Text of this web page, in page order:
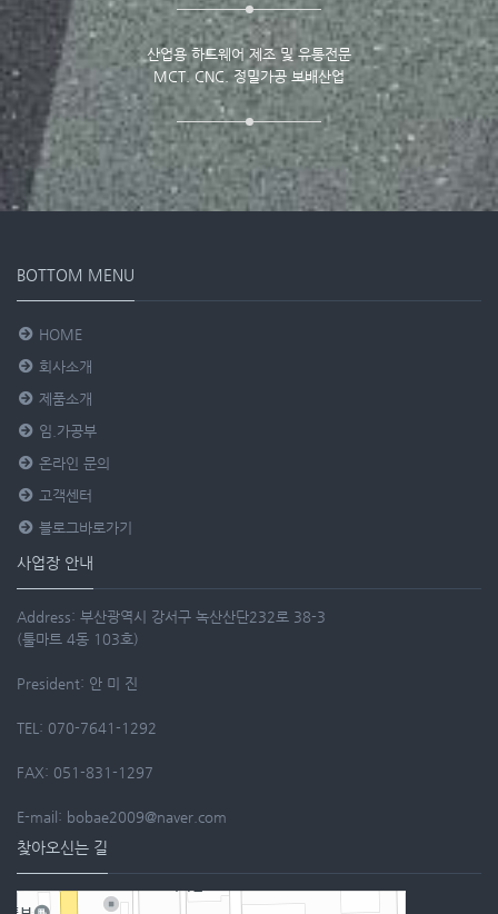
산업용 하드웨어 제조 및 유통전문
MCT. CNC. 정밀가공 보배산업
BOTTOM MENU
HOME
회사소개
제품소개
임.가공부
온라인 문의
고객센터
블로그바로가기
사업장 안내
Address: 부산광역시 강서구 녹산산단232로 38-3
(툴마트 4동 103호)
President: 안 미 진
TEL: 070-7641-1292
FAX: 051-831-1297
E-mail: bobae2009@naver.com
찾아오신는 길